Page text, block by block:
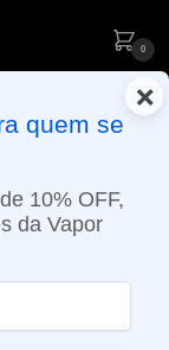
0
A SEX): PEDIDOS
×
quem se
10% OFF,
da Vapor